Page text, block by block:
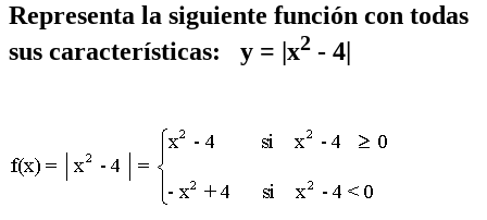
Representa la siguiente función con todas
sus características: y = |x2 - 4|